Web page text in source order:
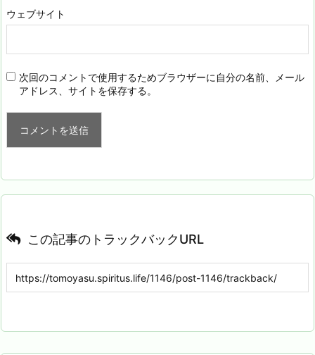
ウェブサイト
次回のコメントで使用するためブラウザーに自分の名前、メール
アドレス、サイトを保存する。
この記事のトラックバックURL